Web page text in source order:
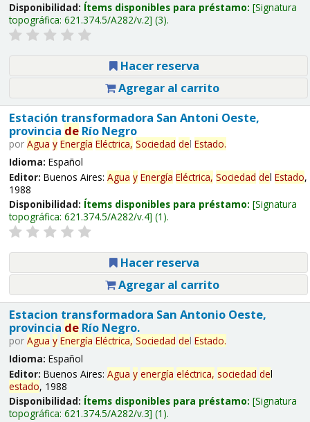
Disponibilidad: Ítems disponibles para préstamo: Signatura
topográfica: 621.374.5/A282/v.2 (3).
Hacer reserva
Agregar al carrito
Estación transformadora San Antoni Oeste,
provincia deRío Negro
por Agua y Energía Eléctrica, Sociedad del Estado.
Idioma: Español
Editor: Buenos Aires: Agua y Energía Eléctrica, Sociedad del Estado,
1988
Disponibilidad: Ítems disponibles para préstamo: Signatura
topográfica: 621.374.5/A282/v.4 (1).
Hacer reserva
Agregar al carrito
Estacion transformadora San Antonio Oeste,
provincia deRío Negro.
por Agua y Energía Eléctrica, Sociedad del Estado.
Idioma: Español
Editor: Buenos Aires: Agua y energía eléctrica, sociedad del
estado, 1988
Disponibilidad: Ítems disponibles para préstamo: Signatura
topográfica: 621.374.5/A282/v.3 (1).